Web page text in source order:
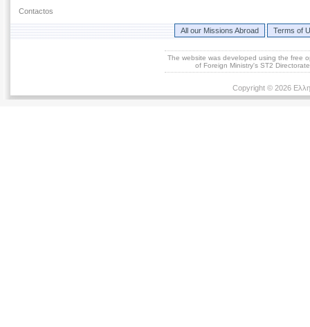
Contactos
All our Missions Abroad Terms of
The website was developed using the free
of Foreign Ministry's ST2
Copyright © 2026